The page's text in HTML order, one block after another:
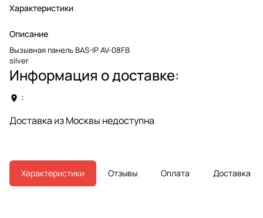
Характеристики
Описание
Вызывная панель BAS-IP AV-08FB
silver
Информация о доставке:
:
Доставка из Москвы недоступна
Характеристики Отзывы Оплата Доставка